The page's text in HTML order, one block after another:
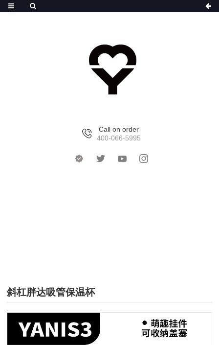
Call on order
400-066-5995
斜杠胖达吸管保温杯